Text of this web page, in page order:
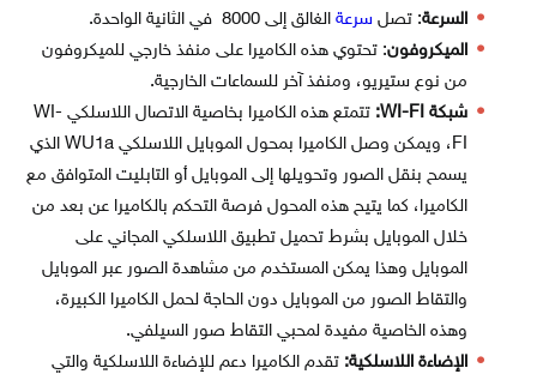
السرعة: تصل سرعةالغالق إلى 8000 في الثانية الواحدة.
الميكروفون: تحتوي هذه الكاميرا على منفذ خارجي للميكروفون
من نوع ستيريو، ومنفذ آخر للسماعات الخارجية.
شبكة WI-FI:
تتمتع هذه الكاميرا بخاصية الاتصال اللاسلكي WI-
FI، ويمكن وصل الكاميرا بمحول الموبايل اللاسلكي WU1a الذي
يسمح بنقل الصور وتحويلها إلى الموبايل أو التابليت المتوافق مع
الكاميرا، كما يتيح هذه المحول فرصة التحكم بالكاميرا عن بعد من
خلال الموبايل بشرط تحميل تطبيق اللاسلكي المجاني على
الموبايل وهذا يمكن المستخدم من مشاهدة الصور عبر الموبايل
والتقاط الصور من الموبايل دون الحاجة لحمل الكاميرا الكبيرة،
وهذه الخاصية مفيدة لمحبي التقاط صور السيلفي.
الإضاءة اللاسلكية: تقدم الكاميرا دعم للإضاءة اللاسلكية والتي